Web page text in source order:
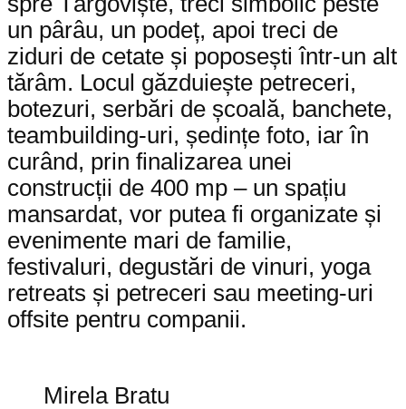
un pârâu, un podeț, apoi treci de
ziduri de cetate și poposești într-un alt
tărâm. Locul găzduiește petreceri,
botezuri, serbări de școală, banchete,
teambuilding-uri, ședințe foto, iar în
curând, prin finalizarea unei
construcții de 400 mp – un spațiu
mansardat, vor putea fi organizate și
evenimente mari de familie,
festivaluri, degustări de vinuri, yoga
retreats și petreceri sau meeting-uri
offsite pentru companii.
Mirela Bratu